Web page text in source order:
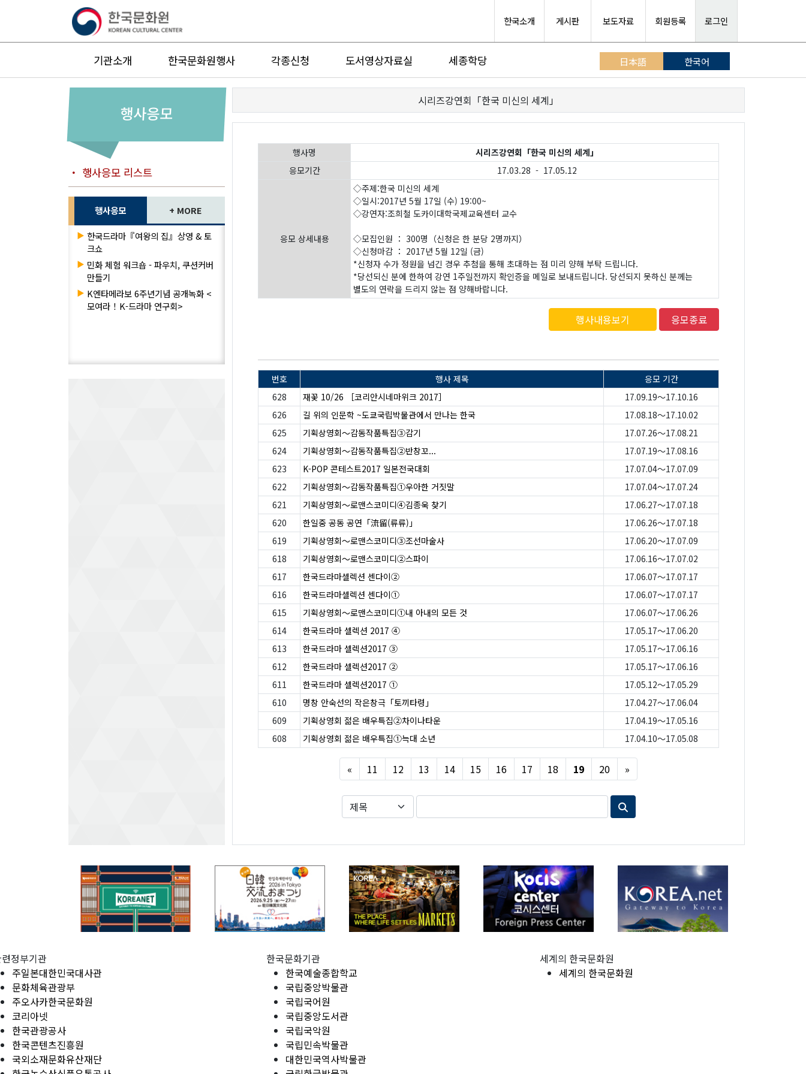
한국소개 게시판 보도자료 회원등록 로그인
기관소개 한국문화원행사 각종신청 도서영상자료실 세종학당 日本語 한국어
행사응모
・ 행사응모 리스트
행사응모 + MORE
▶ 한국드라마『여왕의 집』상영 & 토
크쇼
▶ 민화 체험 워크숍 - 파우치, 쿠션커버
만들기
▶ K엔타메라보 6주년기념 공개녹화 <
모여라！K-드라마 연구회>
시리즈강연회「한국 미신의 세계」
행사명
시리즈강연회「한국 미신의 세계」
응모기간
17.03.28 - 17.05.12
응모 상세내용
◇주제:한국 미신의 세계
◇일시:2017년 5월 17일 (수) 19:00~
◇강연자:조희철 도카이대학국제교육센터 교수
◇모집인원 ： 300명（신청은 한 분당 2명까지）
◇신청마감 ： 2017년 5월 12일 (금)
*신청자 수가 정원을 넘긴 경우 추첨을 통해 초대하는 점 미리 양해 부탁 드립니다.
*당선되신 분에 한하여 강연 1주일전까지 확인증을 메일로 보내드립니다. 당선되지 못하신 분께는
별도의 연락을 드리지 않는 점 양해바랍니다.
행사내용보기 응모종료
번호 행사 제목
응모 기간
628
재꽃 10/26 ［코리안시네마위크 2017］
17.09.19～17.10.16
626
길 위의 인문학 ~도쿄국립박물관에서 만나는 한국
17.08.18～17.10.02
625
기획상영회～감동작품특집③감기
17.07.26～17.08.21
624
기획상영회～감동작품특집②반창꼬...
17.07.19～17.08.16
623
K-POP 콘테스트2017 일본전국대회
17.07.04～17.07.09
622
기획상영회～감동작품특집①우아한 거짓말
17.07.04～17.07.24
621
기획상영회～로맨스코미디④김종욱 찾기
17.06.27～17.07.18
620
한일중 공동 공연「流留(류류)」
17.06.26～17.07.18
619
기획상영회～로맨스코미디③조선마술사
17.06.20～17.07.09
618
기획상영회～로맨스코미디②스파이
17.06.16～17.07.02
617
한국드라마셀렉션 센다이②
17.06.07～17.07.17
616
한국드라마셀렉션 센다이①
17.06.07～17.07.17
615
기획상영회～로맨스코미디①내 아내의 모든 것
17.06.07～17.06.26
614
한국드라마 셀렉션 2017 ④
17.05.17～17.06.20
613
한국드라마 셀렉션2017 ③
17.05.17～17.06.16
612
한국드라마 셀렉션2017 ②
17.05.17～17.06.16
611
한국드라마 셀렉션2017 ①
17.05.12～17.05.29
610
명창 안숙선의 작은창극「토끼타령」
17.04.27～17.06.04
609
기획상영회 젊은 배우특집②차이나타운
17.04.19～17.05.16
608
기획상영회 젊은 배우특집①늑대 소년 17.04.10～17.05.08
« Previous
11 12 13 14 15 16 17 18 19 20 »
정부기관
주일본대한민국대사관
문화체육관광부
주오사카한국문화원
코리아넷
한국관광공사
한국콘텐츠진흥원
국외소재문화유산재단
한국문화기관
한국예술종합학교
국립중앙박물관
국립국어원
국립중앙도서관
국립국악원
국립민속박물관
대한민국역사박물관
세계의 한국문화원
세계의 한국문화원